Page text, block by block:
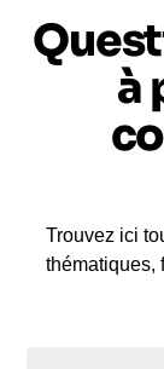
check‑lists,
faciliter la
Un mémo
check‑lists,
faciliter la
Un mémo
check‑lists,
faciliter la
Un mémo
check‑lists,
à
Trouvez ici
thématiques,